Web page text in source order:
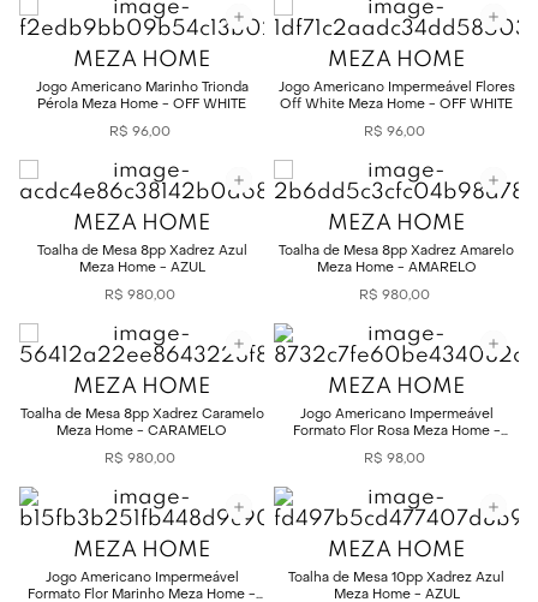
MEZA HOME
Jogo Americano Marinho Trionda
Pérola Meza Home - OFF WHITE
R$ 96,00
MEZA HOME
Jogo Americano Impermeável Flores
Off White Meza Home - OFF WHITE
R$ 96,00
MEZA HOME
Toalha de Mesa 8pp Xadrez Azul
Meza Home - AZUL
R$ 980,00
MEZA HOME
Toalha de Mesa 8pp Xadrez Amarelo
Meza Home - AMARELO
R$ 980,00
MEZA HOME
Toalha de Mesa 8pp Xadrez Caramelo
Meza Home - CARAMELO
R$ 980,00
MEZA HOME
Jogo Americano Impermeável
Formato Flor Rosa Meza Home -
ROSA
R$ 98,00
MEZA HOME
Jogo Americano Impermeável
Formato Flor Marinho Meza Home -
MEZA HOME
Toalha de Mesa 10pp Xadrez Azul
Meza Home - AZUL